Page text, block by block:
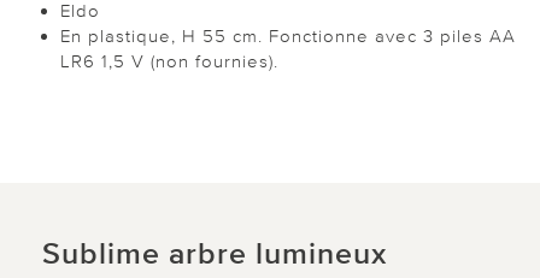
Eldo
En plastique, H 55 cm. Fonctionne avec 3 piles AA
LR6 1,5 V (non fournies).
Sublime arbre lumineux